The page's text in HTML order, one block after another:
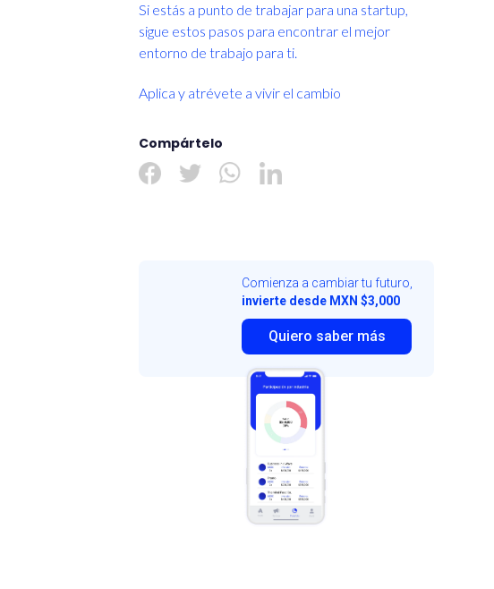
Si estás a punto de trabajar para una startup,
sigue estos pasos para encontrar el mejor
entorno de trabajo para ti.
Aplica y atrévete a vivir el cambio
Compártelo
Comienza a cambiar tu futuro,
invierte desde MXN $3,000
Quiero saber más